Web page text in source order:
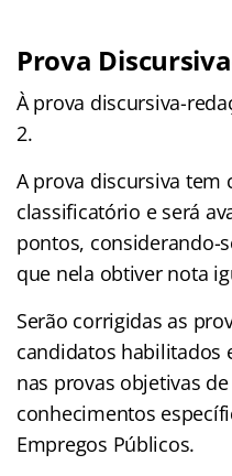
Prova
À prova discursiva-
2.
A prova discursiva
classificatório e será
pontos, considerando-
que nela obtiver nota
Serão corrigidas as
candidatos habilitados
nas provas objetivas
conhecimentos
Empregos Públicos.